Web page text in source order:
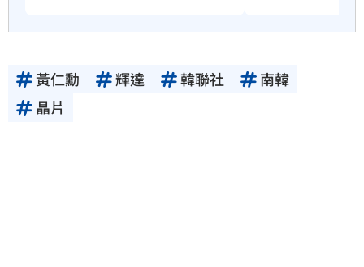
黃仁勳 輝達 韓聯社
南韓
晶片